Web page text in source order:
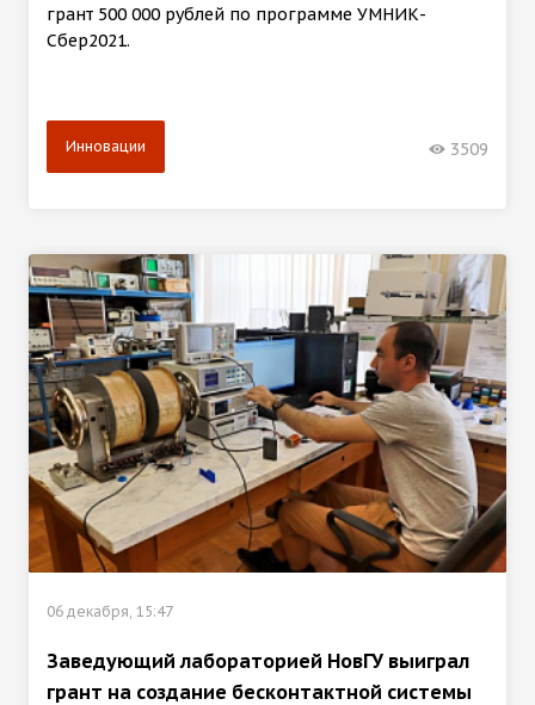
грант 500 000 рублей по программе УМНИК-
Сбер2021.
Инновации 3509
06 декабря, 15:47
Заведующий лабораторией НовГУ выиграл
грант на создание бесконтактной системы